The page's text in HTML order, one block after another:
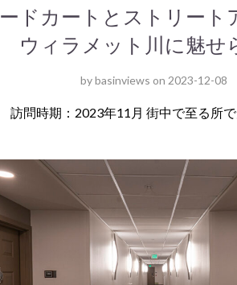
ードカートとストリート
ウィラメット川に魅せ
bybasinviews on 2023-12-08
訪問時期：2023年11月 街中で至る所